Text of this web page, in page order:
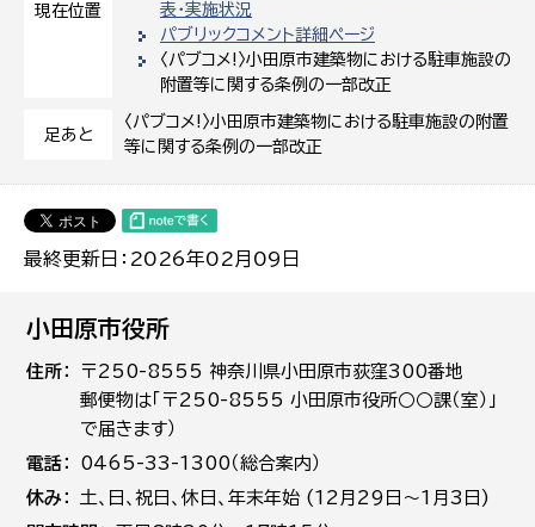
現在位置
表・実施状況
パブリックコメント詳細ページ
〈パブコメ!〉小田原市建築物における駐車施設の
附置等に関する条例の一部改正
足あと
〈パブコメ!〉小田原市建築物における駐車施設の附置
等に関する条例の一部改正
最終更新日：2026年02月09日
小田原市役所
住所
〒250-8555 神奈川県小田原市荻窪300番地
郵便物は「〒250-8555 小田原市役所○○課（室）」
で届きます）
電話
0465-33-1300（総合案内）
休み
土､日､祝日、休日、年末年始 (12月29日～1月3日)